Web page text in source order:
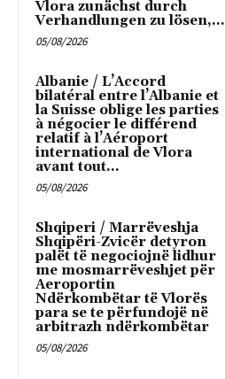
Vlora zunächst durch
Verhandlungen zu lösen,...
05/08/2026
Albanie / L’Accord
bilatéral entre l’Albanie et
la Suisse oblige les parties
à négocier le différend
relatif à l’Aéroport
international de Vlora
avant tout...
05/08/2026
Shqiperi / Marrëveshja
Shqipëri-Zvicër detyron
palët të negociojnë lidhur
me mosmarrëveshjet për
Aeroportin
Ndërkombëtar të Vlorës
para se te përfundojë në
arbitrazh ndërkombëtar
05/08/2026